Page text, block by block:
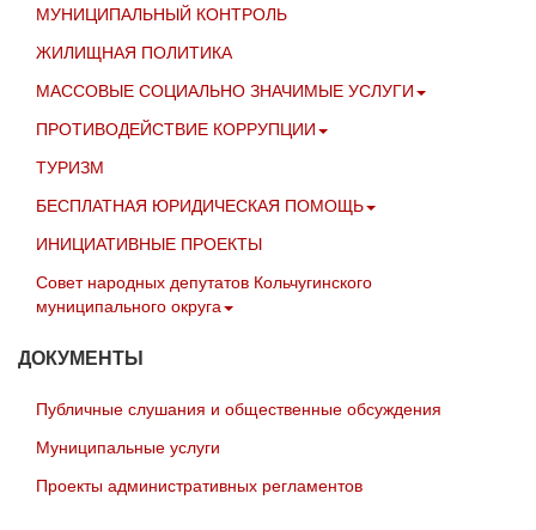
МУНИЦИПАЛЬНЫЙ КОНТРОЛЬ
ЖИЛИЩНАЯ ПОЛИТИКА
МАССОВЫЕ СОЦИАЛЬНО ЗНАЧИМЫЕ УСЛУГИ
ПРОТИВОДЕЙСТВИЕ КОРРУПЦИИ
ТУРИЗМ
БЕСПЛАТНАЯ ЮРИДИЧЕСКАЯ ПОМОЩЬ
ИНИЦИАТИВНЫЕ ПРОЕКТЫ
Совет народных депутатов Кольчугинского
муниципального округа
ДОКУМЕНТЫ
Публичные слушания и общественные обсуждения
Муниципальные услуги
Проекты административных регламентов